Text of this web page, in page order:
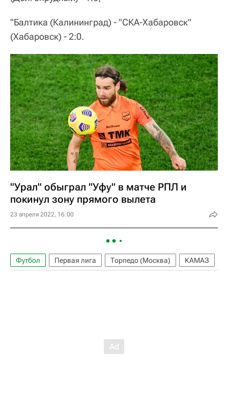
"Балтика (Калининград) - "СКА-Хабаровск"
(Хабаровск) - 2:0.
"Урал" обыграл "Уфу" в матче РПЛ и
покинул зону прямого вылета
23 апреля 2022, 16:00
Футбол Первая лига Торпедо (Москва) КАМАЗ